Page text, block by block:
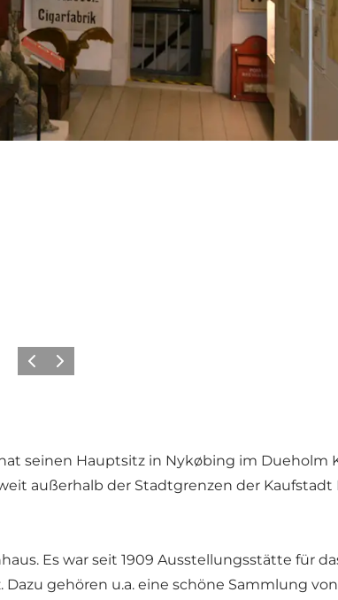
ZurückWeiter
seinen Hauptsitz in Nykøbing im Dueholm
außerhalb der Stadtgrenzen der
Es war seit 1909 Ausstellungsstätte für
gehören u.a. eine schöne Sammlung